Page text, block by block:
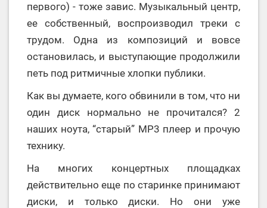
первого) - тоже завис. Музыкальный центр,
ее собственный, воспроизводил треки с
трудом. Одна из композиций и вовсе
остановилась, и выступающие продолжили
петь под ритмичные хлопки публики.
Как вы думаете, кого обвинили в том, что ни
один диск нормально не прочитался? 2
наших ноута, “старый” MP3 плеер и прочую
технику.
На многих концертных площадках
действительно еще по старинке принимают
диски, и только диски. Но они уже